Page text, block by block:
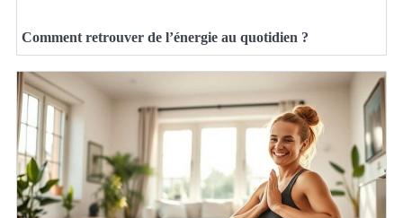
Comment retrouver de l’énergie au quotidien ?